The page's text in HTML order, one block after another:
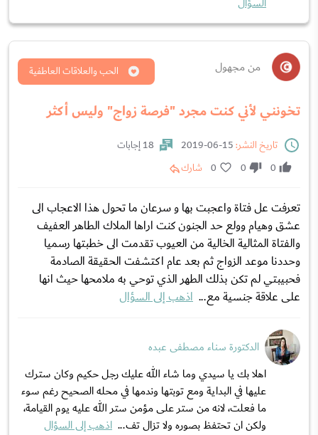
من مجهول
تخونني لأني كنت مجرد "فرصة زواج" وليس أكثر
الحب والعلاقات العاطفية
تاريخ النشر:
18 إجابات
0
0
0 شارك
تعرفت عل فتاة واعجبت بها و سرعان ما تحول هذا الاعجاب الى
عشق وهيام وولع حد الجنون كنت اراها الملاك الطاهر العفيف
والفتاة المثالية الخالية من العيوب تقدمت الى خطبتها رسميا
وحددنا موعد الزواج ثم بعد عام اكتشفت الحقيقة الصادمة
فحبيبتي لم تكن بذلك الطهر الذي توحي به ملامحها حيث انها
على علاقة جنسية مع... اذهب إلى السؤال
الدكتورة سناء مصطفى عبده
اهلا بك يا سيدي وما شاء الله عليك رجل حكيم وكان سترك
عليها في البداية ومع توبتها وندمها في محله الصحيح رغم سوء
ما فعلت، لانه من ستر على مؤمن ستر الله عليه يوم القيامة،
ولكن ان تحتفظ بصوره ولا تزال تف... اذهب إلى السؤال